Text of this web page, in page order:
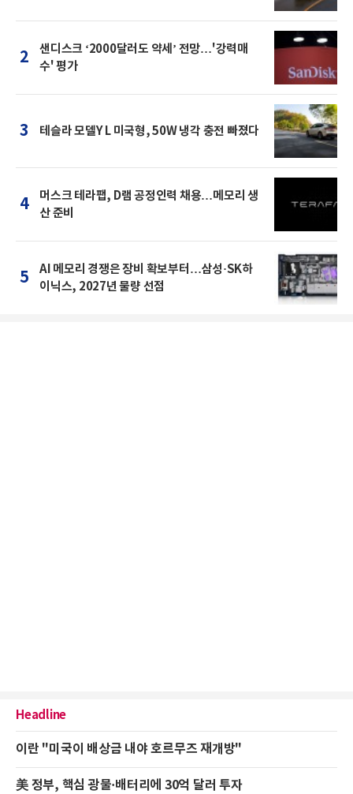
2
샌디스크 ‘2000달러도 약세’ 전망…'강력매
수' 평가
3 테슬라 모델Y L 미국형, 50W 냉각 충전 빠졌다
4
머스크 테라팹, D램 공정인력 채용…메모리 생
산 준비
5
AI 메모리 경쟁은 장비 확보부터…삼성·SK하
이닉스, 2027년 물량 선점
Headline
이란 "미국이 배상금 내야 호르무즈 재개방"
美 정부, 핵심 광물·배터리에 30억 달러 투자